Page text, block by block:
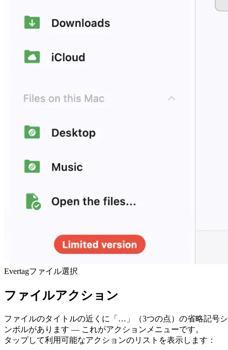
Evertagファイル選択
ファイルアクション
ファイルのタイトルの近くに「…」（3つの点）の省略記号シ
ンボルがあります — これがアクションメニューです。
タップして利用可能なアクションのリストを表示します：